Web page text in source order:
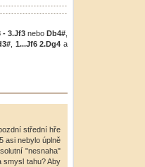
- 3.Jf3neboDb4#
, 1...Jf6 2.Dg4 a
střední hře
asi nebylo úplně
"nesnaha"
smysl tahu? Aby